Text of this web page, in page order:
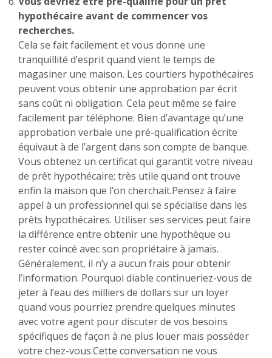
hypothécaire avant de commencer vos
recherches.
Cela se fait facilement et vous donne une
tranquillité d’esprit quand vient le temps de
magasiner une maison. Les courtiers hypothécaires
peuvent vous obtenir une approbation par écrit
sans coût ni obligation. Cela peut même se faire
facilement par téléphone. Bien d’avantage qu’une
approbation verbale une pré-qualification écrite
équivaut à de l’argent dans son compte de banque.
Vous obtenez un certificat qui garantit votre niveau
de prêt hypothécaire; très utile quand ont trouve
enfin la maison que l’on cherchait.Pensez à faire
appel à un professionnel qui se spécialise dans les
prêts hypothécaires. Utiliser ses services peut faire
la différence entre obtenir une hypothèque ou
rester coincé avec son propriétaire à jamais.
Généralement, il n’y a aucun frais pour obtenir
l’information. Pourquoi diable continueriez-vous de
jeter à l’eau des milliers de dollars sur un loyer
quand vous pourriez prendre quelques minutes
avec votre agent pour discuter de vos besoins
spécifiques de façon à ne plus louer mais posséder
votre chez-vous.Cette conversation ne vous